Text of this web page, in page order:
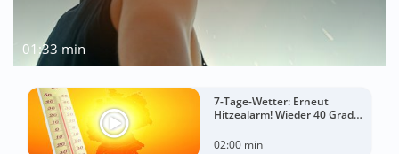
01:33 min
7-Tage-Wetter: Erneut
Hitzealarm! Wieder 40 Grad
02:00 min